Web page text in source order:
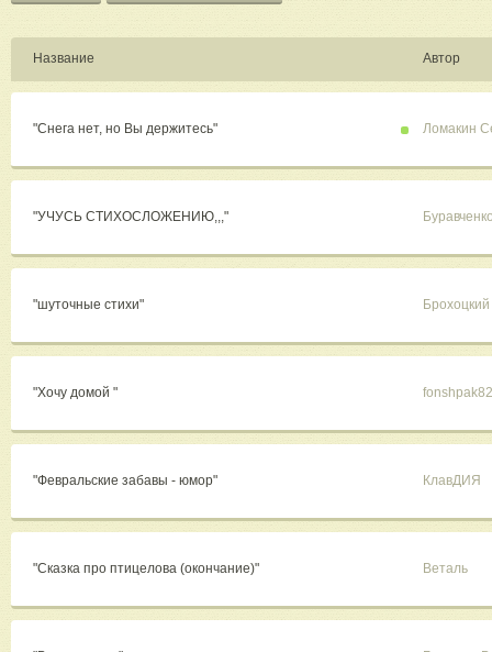
Название Автор
"Снега нет, но Вы держитесь" Ломакин
"УЧУСЬ СТИХОСЛОЖЕНИЮ,,,"
"шуточные стихи"
"Хочу домой "
"Февральские забавы - юмор" КлавДИЯ
"Сказка про птицелова (окончание)" Веталь